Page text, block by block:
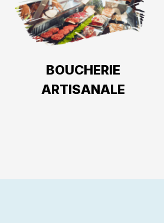
BOUCHERIE
ARTISANALE